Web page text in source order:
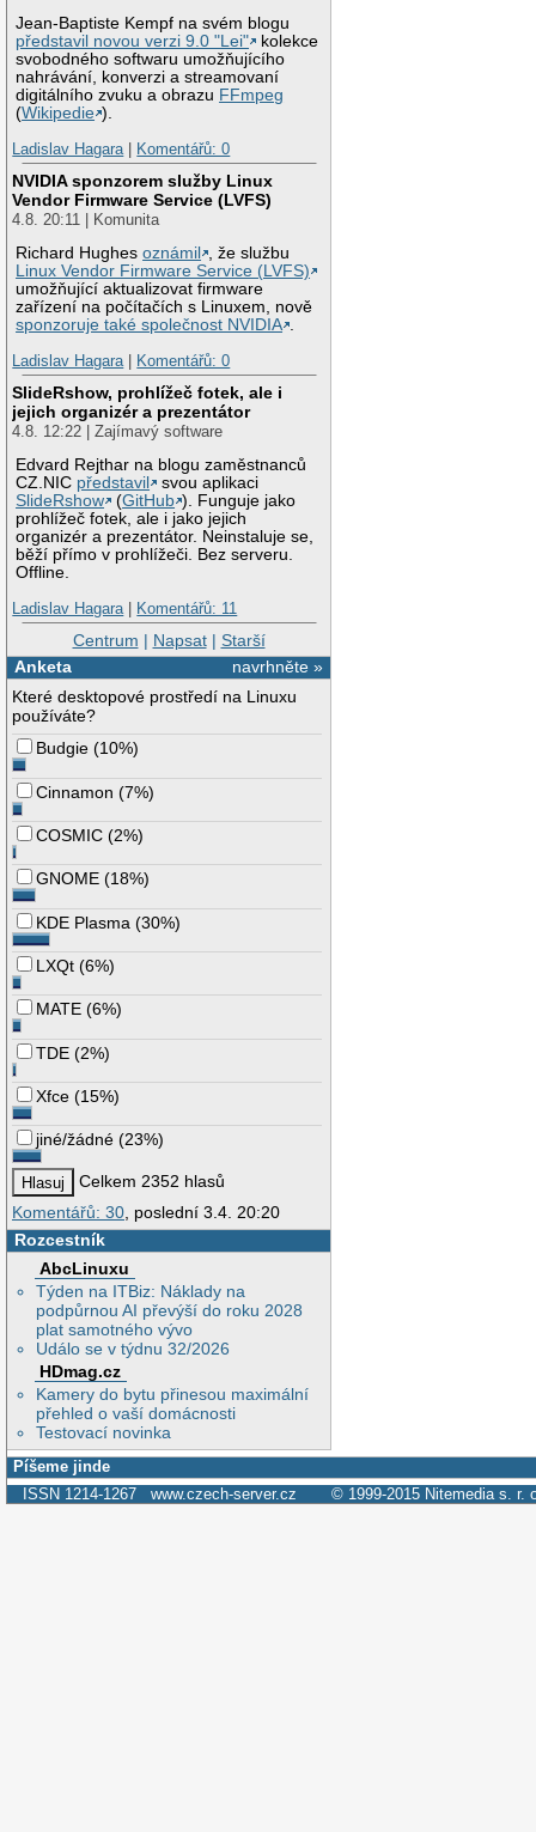
Jean-Baptiste Kempf na svém blogu
představil novou verzi 9.0 "Lei"
kolekce
svobodného softwaru umožňujícího
nahrávání, konverzi a streamovaní
digitálního zvuku a obrazu FFmpeg
(Wikipedie ).
Ladislav Hagara| Komentářů: 0
NVIDIA sponzorem služby Linux
Vendor Firmware Service (LVFS)
4.8. 20:11 | Komunita
Richard Hughesoznámil
, že službu
Linux Vendor Firmware Service (LVFS)
umožňující aktualizovat firmware
zařízení na počítačích s Linuxem, nově
sponzoruje také společnost NVIDIA .
Ladislav Hagara| Komentářů: 0
SlideRshow, prohlížeč fotek, ale i
jejich organizér a prezentátor
4.8. 12:22 | Zajímavý software
Edvard Rejthar na blogu zaměstnanců
CZ.NIC představil
svou aplikaci
SlideRshow
(GitHub ). Funguje jako
prohlížeč fotek, ale i jako jejich
organizér a prezentátor. Neinstaluje se,
běží přímo v prohlížeči. Bez serveru.
Offline.
Ladislav Hagara| Komentářů: 11
Centrum | Napsat| Starší
navrhněte »
Anketa
Které desktopové prostředí na Linuxu
používáte?
Budgie (10%)
Cinnamon (7%)
COSMIC (2%)
GNOME (18%)
KDE Plasma (30%)
LXQt (6%)
MATE (6%)
TDE (2%)
Xfce (15%)
jiné/žádné (23%)
Celkem 2352 hlasů
Komentářů: 30 , poslední 3.4. 20:20
Rozcestník
AbcLinuxu
Týden na ITBiz: Náklady na
podpůrnou AI převýší do roku 2028
plat samotného vývo
Událo se v týdnu 32/2026
HDmag.cz
Kamery do bytu přinesou maximální
přehled o vaší domácnosti
Testovací novinka
Píšeme jinde
ISSN 1214-1267 www.czech-server.cz © 1999-2015 Nitemedia s. r.